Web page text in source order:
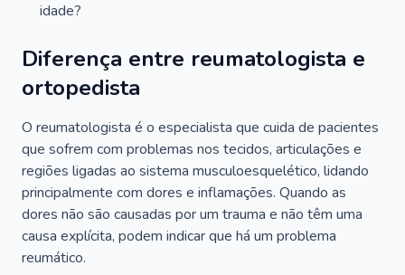
idade?
Diferença entre reumatologista e
ortopedista
O reumatologista é o especialista que cuida de pacientes
que sofrem com problemas nos tecidos, articulações e
regiões ligadas ao sistema musculoesquelético, lidando
principalmente com dores e inflamações. Quando as
dores não são causadas por um trauma e não têm uma
causa explícita, podem indicar que há um problema
reumático.